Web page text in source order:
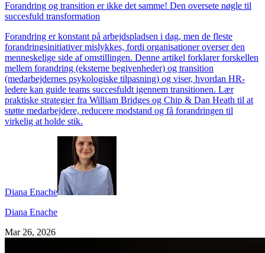
Forandring og transition er ikke det samme! Den oversete nøgle til
succesfuld transformation
Forandring er konstant på arbejdspladsen i dag, men de fleste
forandringsinitiativer mislykkes, fordi organisationer overser den
menneskelige side af omstillingen. Denne artikel forklarer forskellen
mellem forandring (eksterne begivenheder) og transition
(medarbejdernes psykologiske tilpasning) og viser, hvordan HR-
ledere kan guide teams succesfuldt igennem transitionen. Lær
praktiske strategier fra William Bridges og Chip & Dan Heath til at
støtte medarbejdere, reducere modstand og få forandringen til
virkelig at holde stik.
Diana Enache
Diana Enache
Mar 26, 2026